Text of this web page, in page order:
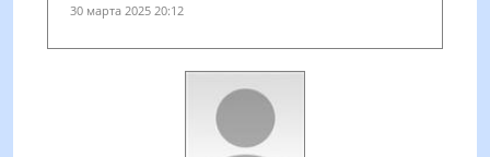
30 марта 2025 20:12